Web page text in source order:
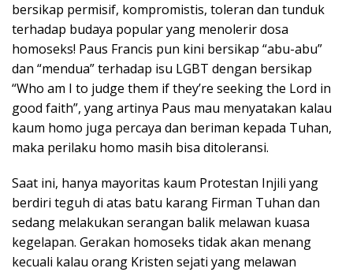
bersikap permisif, kompromistis, toleran dan tunduk
terhadap budaya popular yang menolerir dosa
homoseks! Paus Francis pun kini bersikap “abu-abu”
dan “mendua” terhadap isu LGBT dengan bersikap
“Who am I to judge them if they’re seeking the Lord in
good faith”, yang artinya Paus mau menyatakan kalau
kaum homo juga percaya dan beriman kepada Tuhan,
maka perilaku homo masih bisa ditoleransi.
Saat ini, hanya mayoritas kaum Protestan Injili yang
berdiri teguh di atas batu karang Firman Tuhan dan
sedang melakukan serangan balik melawan kuasa
kegelapan. Gerakan homoseks tidak akan menang
kecuali kalau orang Kristen sejati yang melawan